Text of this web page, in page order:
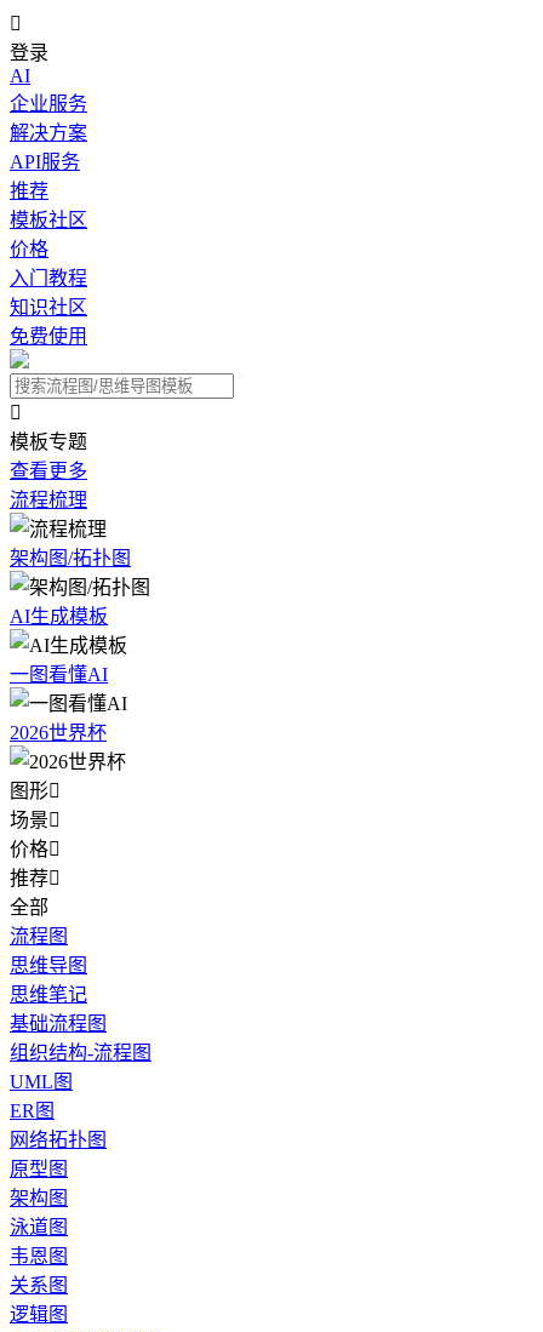

登录
AI
企业服务
解决方案
API服务
推荐
模板社区
价格
入门教程
知识社区
免费使用

模板专题
查看更多
流程梳理
架构图/拓扑图
AI生成模板
一图看懂AI
2026世界杯
图形
场景
价格
推荐
全部
流程图
思维导图
思维笔记
基础流程图
组织结构-流程图
UML图
ER图
网络拓扑图
原型图
架构图
泳道图
韦恩图
关系图
逻辑图